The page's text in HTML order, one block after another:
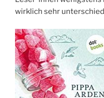
wirklich sehr